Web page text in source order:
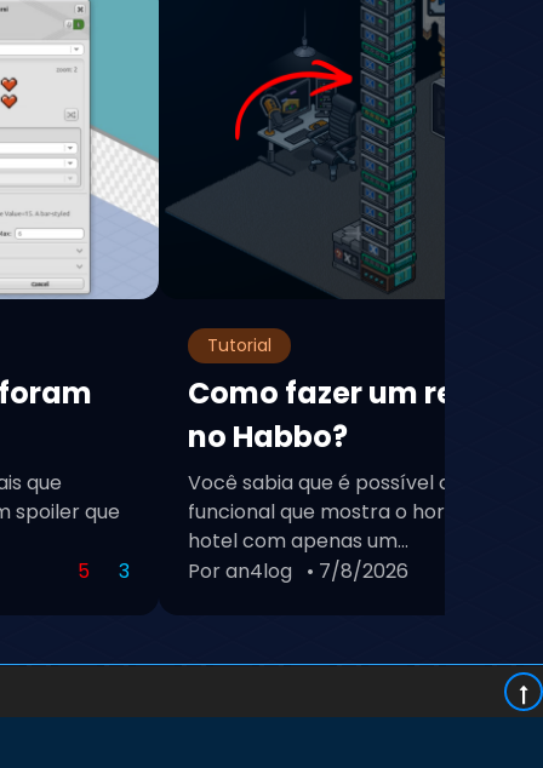
que
spoiler que
5 3
Tutorial
Como fazer um
no Habbo?
Você sabia que é possível criar um
funcional que mostra o horário de
hotel com apenas um...
Por an4log • 7/8/2026